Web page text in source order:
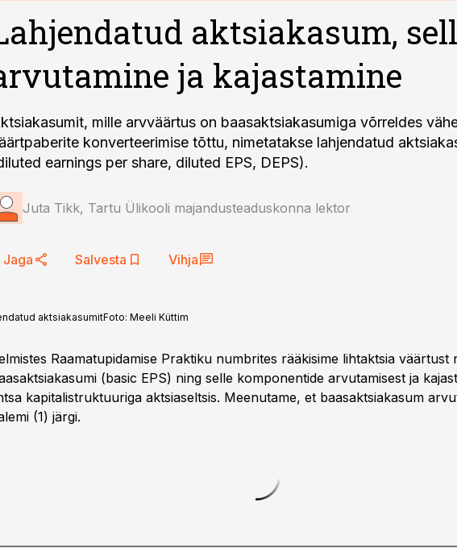
aktsiakasum,
ja kajastamine
mille arvväärtus on baasaktsiakasumiga võrreldes
konverteerimise tõttu, nimetatakse lahjendatud
earnings per share, diluted EPS, DEPS).
Juta Tikk, Tartu Ülikooli majandusteaduskonna lektor
Jaga Salvesta Vihja
aktsiakasumitFoto: Meeli Küttim
Raamatupidamise Praktiku numbrites rääkisime lihtaktsia väärtust
(basic EPS) ning selle komponentide arvutamisest ja
kapitalistruktuuriga aktsiaseltsis. Meenutame, et baasaktsiakasum
(1) järgi.